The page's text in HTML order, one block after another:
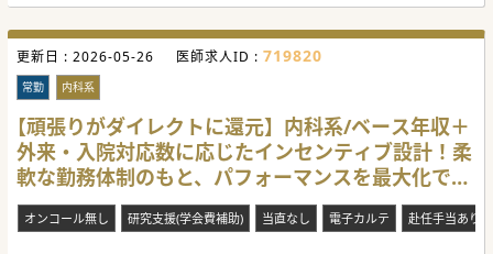
ら徒歩5分以内という抜群のアクセスを誇っています。
■マイカーでの通勤も許可されているため、天候に左右され
ることなく毎日の通勤が非常に快適な環境となります。
■新設された健診センターや充実したリハビリ体制を備え、
予防から急性期、在宅まで幅広く対応しています。
【やりがい】
■ご自身のこれまでの経験や業務内容に応じて、年収1,700
万円以上の高額提示も期待できる点が魅力となります。
■外科的な知見を活かし、外来・病棟や訪問診療を通じて急
性期から在宅まで地域の患者に深く貢献できます。
■病床数は比較的少なく、持受け患者数も多くはないため、
#秋入職可
更新日 : 2026-05-26 医師求人ID : 719820
常勤 内科系
【頑張りがダイレクトに還元】内科系/ベース年収＋
外来・入院対応数に応じたインセンティブ設計！柔
軟な勤務体制のもと、パフォーマンスを最大化でき
る環境です！
オンコール無し 研究支援(学会費補助) 当直なし 電子カルテ 赴任手当あり